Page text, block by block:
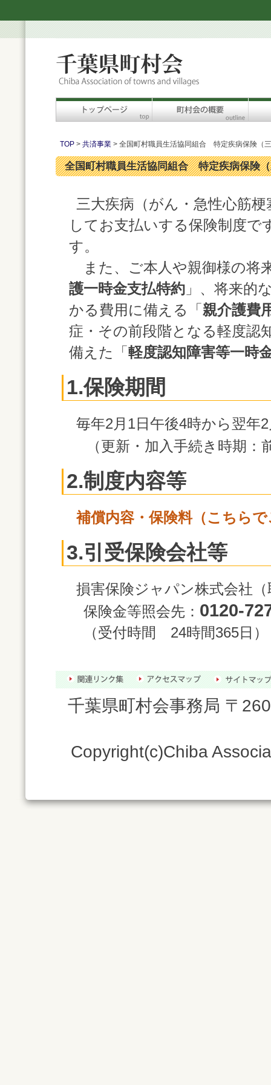
TOP> 共済事業> 全国町村職員生活協同組合 特定疾病保険（
全国町村職員生活協同組合 特定疾病保険
三大疾病（がん・急性心筋
してお支払いする保険制度
す。
また、ご本人や親御様の将
護一時金支払特約」、将来的
かる費用に備える「 親介護費
症・その前段階となる軽度認
備えた「 軽度認知障害等一時
1.保険期間
毎年2月1日午後4時から翌年
（更新・加入手続き時期：
2.制度内容等
補償内容・保険料（こちら
3.引受保険会社等
損害保険ジャパン株式会社
保険金等照会先： 0120-
（受付時間 24時間365日）
千葉県町村会事務局 〒
Copyright(c)Chiba